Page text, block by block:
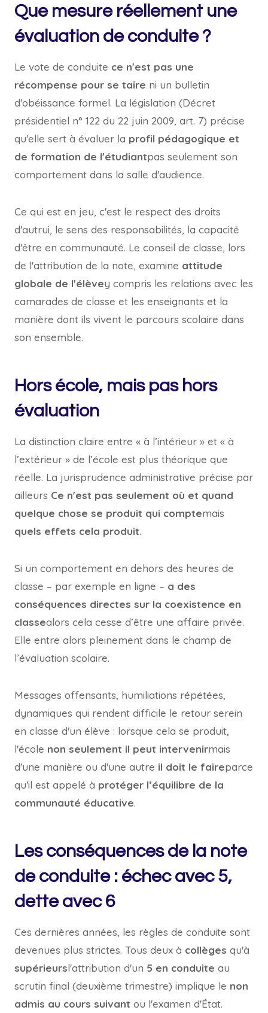
Que mesure réellement une
évaluation de conduite ?
Le vote de conduite ce n'est pas une
récompense pour se taire ni un bulletin
d'obéissance formel. La législation (Décret
présidentiel n° 122 du 22 juin 2009, art. 7) précise
qu'elle sert à évaluer la profil pédagogique et
de formation de l'étudiantpas seulement son
comportement dans la salle d'audience.
Ce qui est en jeu, c'est le respect des droits
d'autrui, le sens des responsabilités, la capacité
d'être en communauté. Le conseil de classe, lors
de l'attribution de la note, examine attitude
globale de l'élèvey compris les relations avec les
camarades de classe et les enseignants et la
manière dont ils vivent le parcours scolaire dans
son ensemble.
Hors école, mais pas hors
évaluation
La distinction claire entre « à l’intérieur » et « à
l’extérieur » de l’école est plus théorique que
réelle. La jurisprudence administrative précise par
ailleurs Ce n'est pas seulement où et quand
quelque chose se produit qui comptemais
quels effets cela produit.
Si un comportement en dehors des heures de
classe – par exemple en ligne – a des
conséquences directes sur la coexistence en
classealors cela cesse d’être une affaire privée.
Elle entre alors pleinement dans le champ de
l’évaluation scolaire.
Messages offensants, humiliations répétées,
dynamiques qui rendent difficile le retour serein
en classe d'un élève : lorsque cela se produit,
l'école non seulement il peut intervenirmais
d'une manière ou d'une autre il doit le faireparce
qu'il est appelé à protéger l’équilibre de la
communauté éducative.
Les conséquences de la note
de conduite : échec avec 5,
dette avec 6
Ces dernières années, les règles de conduite sont
devenues plus strictes. Tous deux à collèges qu'à
supérieursl'attribution d'un 5 en conduite au
scrutin final (deuxième trimestre) implique le non
admis au cours suivant ou l'examen d'État.